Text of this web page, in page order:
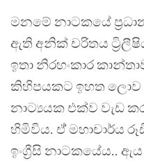
මනමේ නාටකයේ
ඇති අනික් චරිතය
ඉතා නිරහංකාර
කිහිපයකට ඉහත ලොව
නාට්‍යයක එක්ව වැඩ
හිමිවිය. ඒ් මහාචාර්ය
ඉංග්‍රීසි නාටකයේය..